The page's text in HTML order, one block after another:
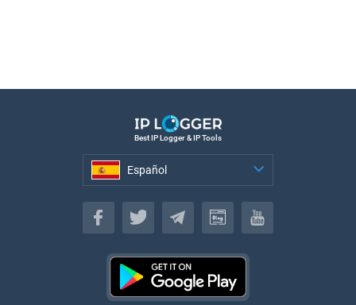
Best IP Logger & IP Tools
Español
Español